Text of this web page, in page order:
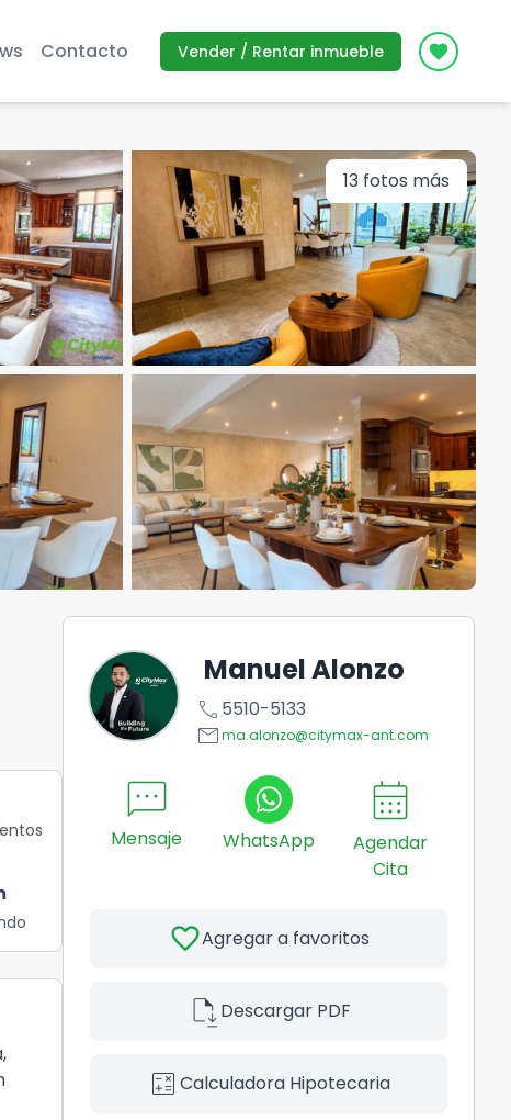
Contacto Vender / Rentar inmueble Icon
13 fotos más
,
Manuel Alonzo
call 5510-5133
emailma.alonzo@citymax-ant.com
sms
Mensaje WhatsApp
calendar_month
Agendar
Cita
favoriteAgregar a favoritos
file_saveDescargar PDF
calculate Calculadora Hipotecaria